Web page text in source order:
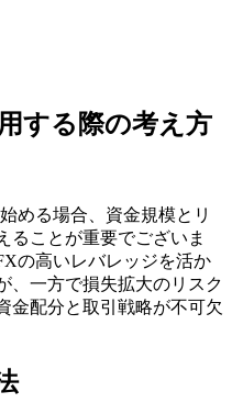
する際の考え方
める場合、資金規模とリ
ることが重要でございま
の高いレバレッジを活か
、一方で損失拡大のリスク
金配分と取引戦略が不可欠